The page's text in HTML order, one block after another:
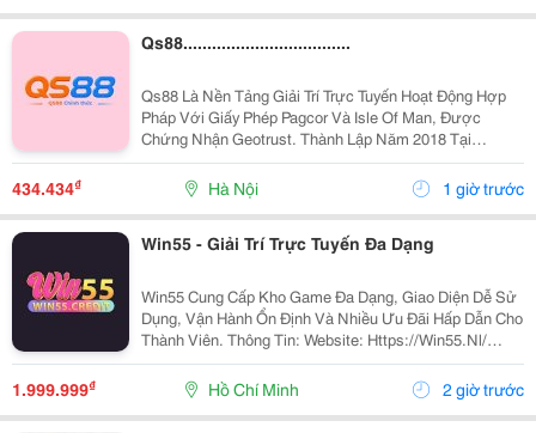
Qs88...................................
Qs88 Là Nền Tảng Giải Trí Trực Tuyến Hoạt Động Hợp
Pháp Với Giấy Phép Pagcor Và Isle Of Man, Được
Chứng Nhận Geotrust. Thành Lập Năm 2018 Tại
Philippines, Qs88 Cam Kết Mang Đến Môi Trường Giải
Trí Minh Bạch, Bảo Mật Cao Và Đáng Tin Cậy Cho
Người Chơi...
434.434₫ Hà Nội 1 giờ trước
Win55 - Giải Trí Trực Tuyến Đa Dạng
Win55 Cung Cấp Kho Game Đa Dạng, Giao Diện Dễ Sử
Dụng, Vận Hành Ổn Định Và Nhiều Ưu Đãi Hấp Dẫn Cho
Thành Viên. Thông Tin: Website: Https://Win55.Nl/
Email: Contact@Win55.Nl Sđt: 0809037590 Địa Chỉ: 54
Đ. Dd5, Đông Hưng Thuận, Hồ Chí Minh, Việt Nam...
1.999.999₫ Hồ Chí Minh 2 giờ trước